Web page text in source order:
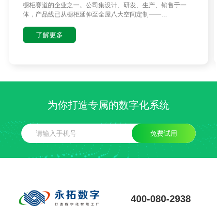
橱柜赛道的企业之一。公司集设计、研发、生产、销售于一
体，产品线已从橱柜延伸至全屋八大空间定制——...
了解更多
为你打造专属的数字化系统
免费试用
400-080-2938